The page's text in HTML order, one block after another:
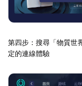
第四步：搜尋「物質世
定的連線體驗